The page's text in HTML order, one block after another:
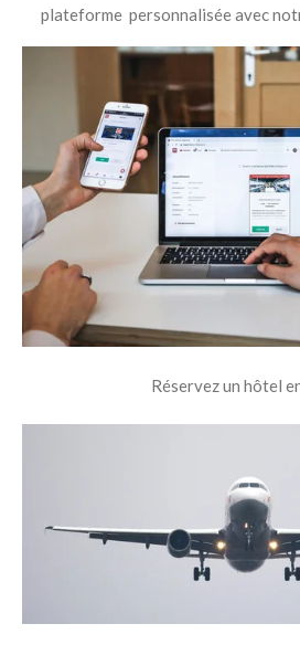
plateforme personnalisée avec
Réservez un hôtel